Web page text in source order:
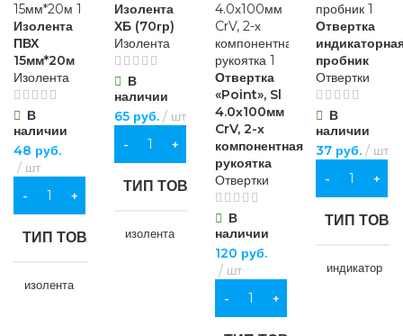
Изолента
ПВХ
15мм*20м
Изолента
В
наличии
48 руб.
шт
В КОРЗИНУ
ТИП ТОВАРА
изолента
Изолента
ХБ (70гр)
Изолента
В
наличии
65 руб. шт
В КОРЗИНУ
ТИП ТОВАРА
изолента
НАЗНАЧЕНИЕ
Отвертка
«Point», Sl
4.0х100мм
CrV, 2-х
компонентная
рукоятка
Отвертки
В
наличии
120 руб.
шт
В КОРЗИНУ
Отвертка
пробник
Отвертки
В
наличии
37 руб. шт
В КОРЗИНУ
ТИП
индикатор